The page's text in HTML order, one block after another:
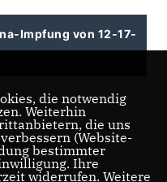
Impfung von 12-17-
zum normalen
wieder möglich!
von 12-17-
die notwendig
Weiterhin
die uns
(Website-
bestimmter
Ihre
widerrufen. Weitere